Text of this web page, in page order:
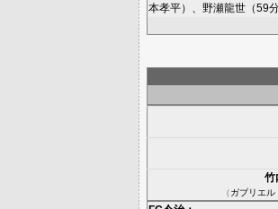
本孝平）、 野瀬龍世 （59
竹
（ガブリエル